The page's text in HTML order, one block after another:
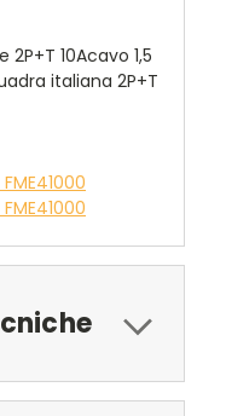
10Acavo 1,5
italiana 2P+T